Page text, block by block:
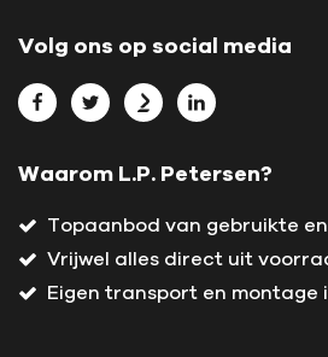
Volg ons op social media
Bekijk L.P. Petersen op Facebook
Bekijk L.P. Petersen op
Bekijk L.P. Petersen
Bekijk L.P.
Waarom L.P. Petersen?
Topaanbod van gebruikte
Vrijwel alles direct uit
Eigen transport en montage